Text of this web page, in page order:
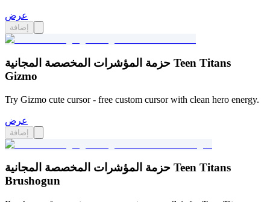
عرض
إضافة
حزمة المؤشرات المخصصة المجانية Teen Titans
Gizmo
Try Gizmo cute cursor - free custom cursor with clean hero energy.
عرض
إضافة
حزمة المؤشرات المخصصة المجانية Teen Titans
Brushogun